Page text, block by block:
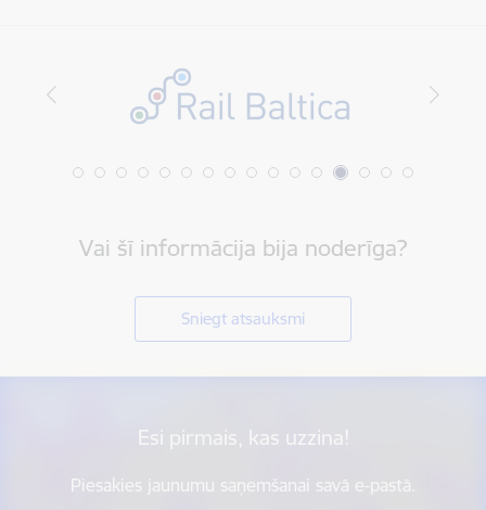
Vai šī informācija bija noderīga?
Sniegt atsauksmi
Esi pirmais, kas uzzina!
Piesakies jaunumu saņemšanai savā e-pastā.